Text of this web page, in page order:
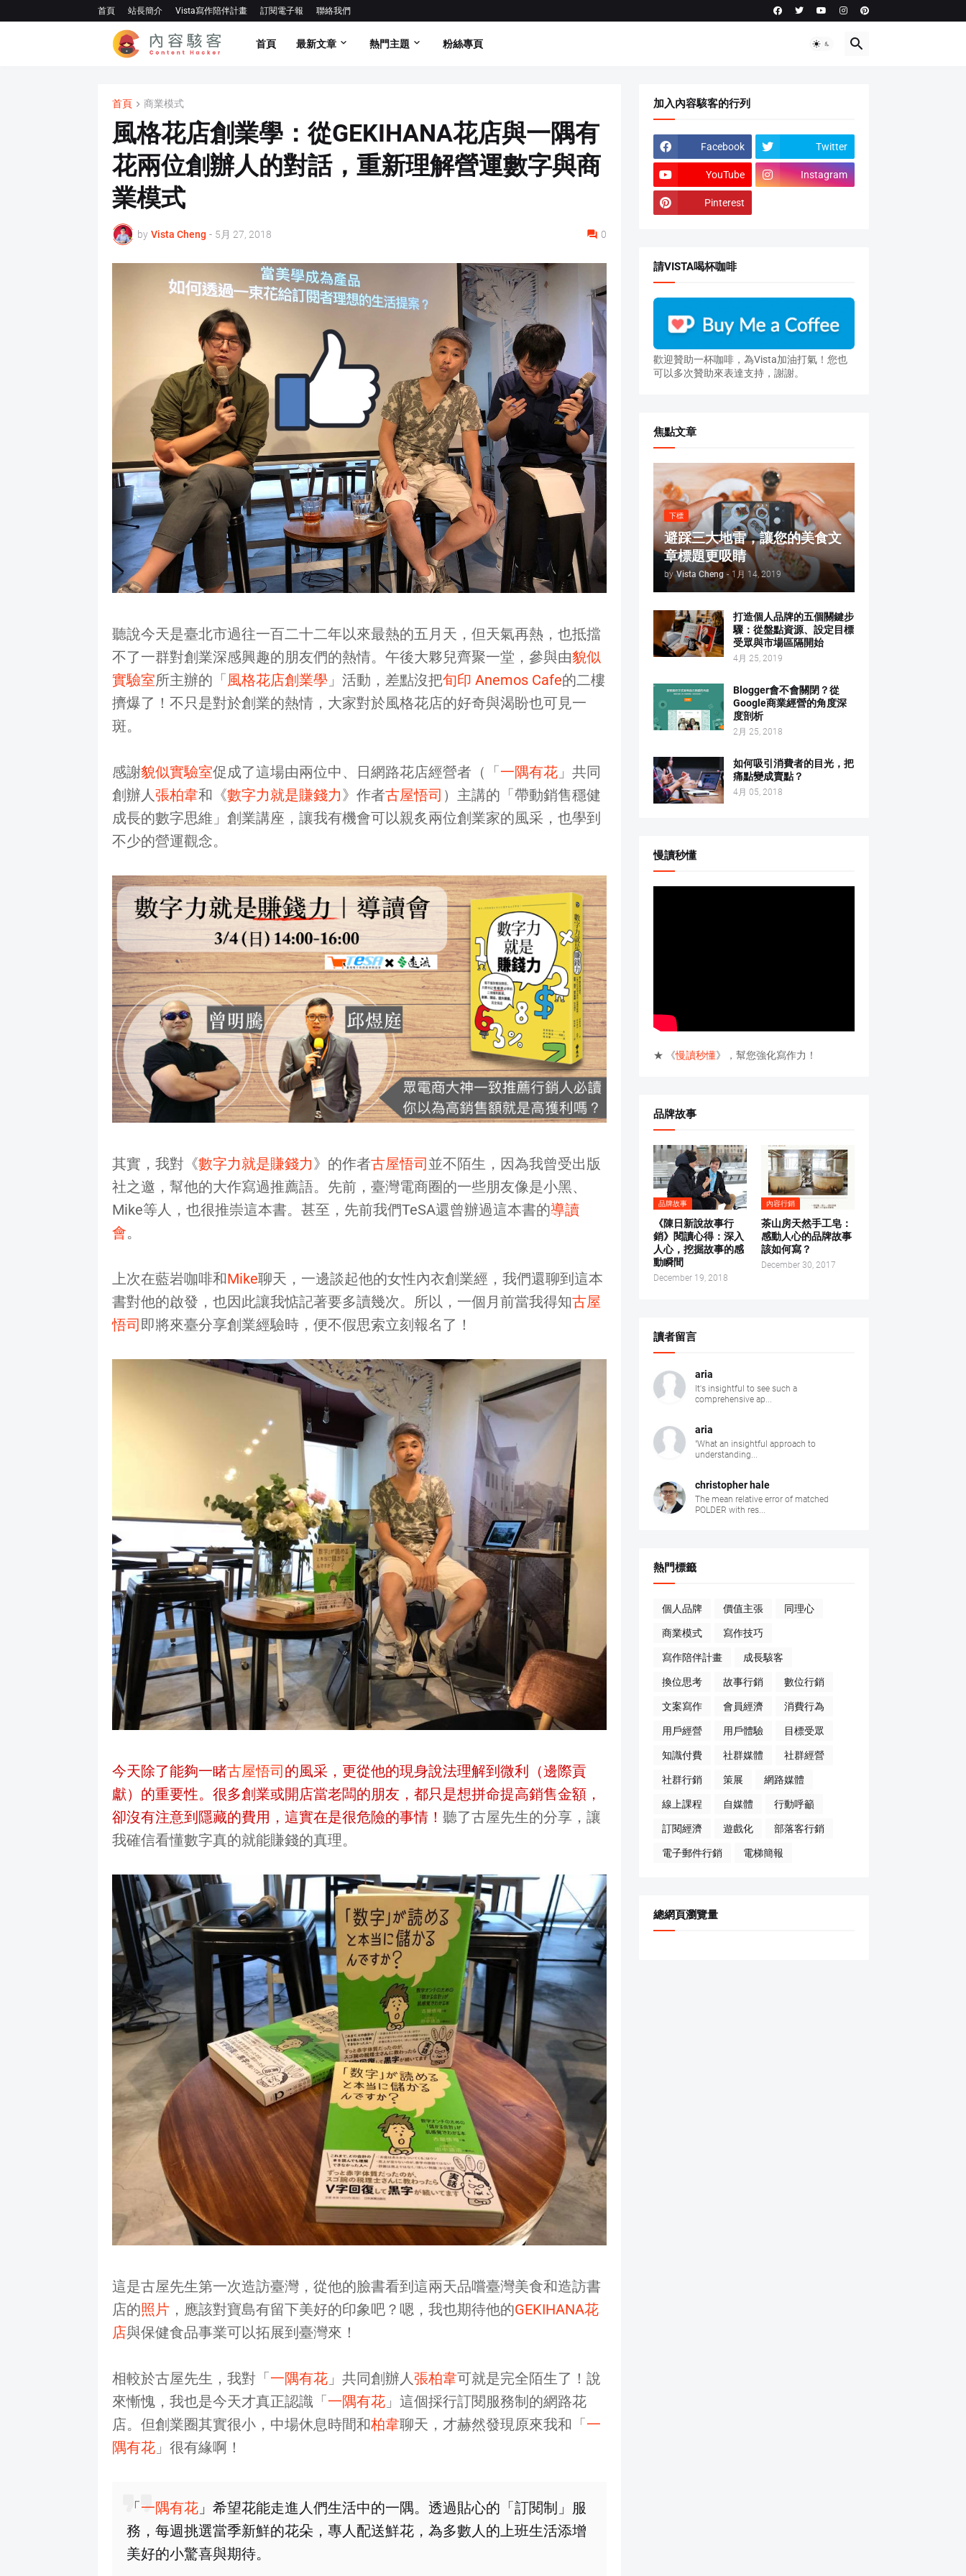
首頁 站長簡介 Vista寫作陪伴計畫 訂閱電子報 聯絡我們
首頁 最新文章 熱門主題 粉絲專頁
首頁 商業模式
風格花店創業學：從GEKIHANA花店與一隅有
花兩位創辦人的對話，重新理解營運數字與商
業模式
by Vista Cheng - 5月 27, 2018 0
聽說今天是臺北市過往一百二十二年以來最熱的五月天，但天氣再熱，也抵擋
不了一群對創業深感興趣的朋友們的熱情。午後大夥兒齊聚一堂，參與由貌似
實驗室所主辦的「風格花店創業學 」活動，差點沒把旬印 Anemos Cafe的二樓
擠爆了！不只是對於創業的熱情，大家對於風格花店的好奇與渴盼也可見一
斑。
感謝貌似實驗室促成了這場由兩位中、日網路花店經營者（「一隅有花」共同
創辦人張柏韋和《數字力就是賺錢力》作者古屋悟司 ）主講的「帶動銷售穩健
成長的數字思維」創業講座，讓我有機會可以親炙兩位創業家的風采，也學到
不少的營運觀念。
其實，我對《數字力就是賺錢力》的作者古屋悟司並不陌生，因為我曾受出版
社之邀，幫他的大作寫過推薦語。先前，臺灣電商圈的一些朋友像是小黑、
Mike等人，也很推崇這本書。甚至，先前我們TeSA還曾辦過這本書的導讀
會。
上次在藍岩咖啡和Mike聊天，一邊談起他的女性內衣創業經，我們還聊到這本
書對他的啟發，也因此讓我惦記著要多讀幾次。所以，一個月前當我得知古屋
悟司即將來臺分享創業經驗時，便不假思索立刻報名了！
今天除了能夠一睹古屋悟司的風采，更從他的現身說法理解到微利（邊際貢
獻）的重要性。很多創業或開店當老闆的朋友，都只是想拼命提高銷售金額，
卻沒有注意到隱藏的費用，這實在是很危險的事情！ 聽了古屋先生的分享，讓
我確信看懂數字真的就能賺錢的真理。
這是古屋先生第一次造訪臺灣，從他的臉書看到這兩天品嚐臺灣美食和造訪書
店的照片，應該對寶島有留下美好的印象吧？嗯，我也期待他的GEKIHANA花
店與保健食品事業可以拓展到臺灣來！
相較於古屋先生，我對「一隅有花」共同創辦人張柏韋可就是完全陌生了！說
來慚愧，我也是今天才真正認識「一隅有花」這個採行訂閱服務制的網路花
店。但創業圈其實很小，中場休息時間和柏韋聊天，才赫然發現原來我和「一
隅有花」很有緣啊！
「一隅有花」希望花能走進人們生活中的一隅。透過貼心的「訂閱制」服
務，每週挑選當季新鮮的花朵，專人配送鮮花，為多數人的上班生活添增
美好的小驚喜與期待。
加入內容駭客的行列
Facebook Twitter
YouTube Instagram
Pinterest
請VISTA喝杯咖啡
歡迎贊助一杯咖啡，為Vista加油打氣！您也
可以多次贊助來表達支持，謝謝。
焦點文章
下標
避踩三大地雷，讓您的美食文
章標題更吸睛
by Vista Cheng - 1月 14, 2019
打造個人品牌的五個關鍵步
驟：從盤點資源、設定目標
受眾與市場區隔開始
4月 25, 2019
Blogger會不會關閉？從
Google商業經營的角度深
度剖析
2月 25, 2018
如何吸引消費者的目光，把
痛點變成賣點？
4月 05, 2018
慢讀秒懂
★ 《慢讀秒懂》，幫您強化寫作力！
品牌故事
品牌故事
《陳日新說故事行
銷》閱讀心得：深入
人心，挖掘故事的感
動瞬間
December 19, 2018
內容行銷
茶山房天然手工皂：
感動人心的品牌故事
該如何寫？
December 30, 2017
讀者留言
aria
It's insightful to see such a
comprehensive ap...
aria
"What an insightful approach to
understanding...
christopher hale
The mean relative error of matched
POLDER with res...
熱門標籤
個人品牌 價值主張 同理心
商業模式 寫作技巧
寫作陪伴計畫 成長駭客
換位思考 故事行銷 數位行銷
文案寫作 會員經濟 消費行為
用戶經營 用戶體驗 目標受眾
知識付費 社群媒體 社群經營
社群行銷 策展 網路媒體
線上課程 自媒體 行動呼籲
訂閱經濟 遊戲化 部落客行銷
電子郵件行銷 電梯簡報
總網頁瀏覽量